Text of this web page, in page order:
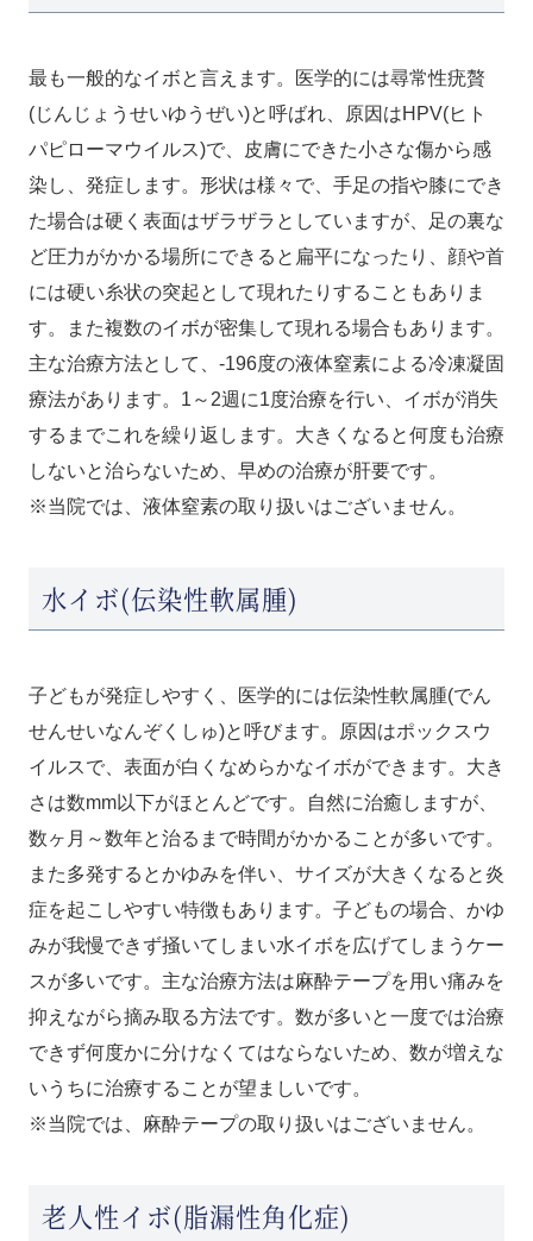
最も一般的なイボと言えます。医学的には尋常性疣贅
(じんじょうせいゆうぜい)と呼ばれ、原因はHPV(ヒト
パピローマウイルス)で、皮膚にできた小さな傷から感
染し、発症します。形状は様々で、手足の指や膝にでき
た場合は硬く表面はザラザラとしていますが、足の裏な
ど圧力がかかる場所にできると扁平になったり、顔や首
には硬い糸状の突起として現れたりすることもありま
す。また複数のイボが密集して現れる場合もあります。
主な治療方法として、-196度の液体窒素による冷凍凝固
療法があります。1～2週に1度治療を行い、イボが消失
するまでこれを繰り返します。大きくなると何度も治療
しないと治らないため、早めの治療が肝要です。
※当院では、液体窒素の取り扱いはございません。
水イボ(伝染性軟属腫)
子どもが発症しやすく、医学的には伝染性軟属腫(でん
せんせいなんぞくしゅ)と呼びます。原因はポックスウ
イルスで、表面が白くなめらかなイボができます。大き
さは数mm以下がほとんどです。自然に治癒しますが、
数ヶ月～数年と治るまで時間がかかることが多いです。
また多発するとかゆみを伴い、サイズが大きくなると炎
症を起こしやすい特徴もあります。子どもの場合、かゆ
みが我慢できず掻いてしまい水イボを広げてしまうケー
スが多いです。主な治療方法は麻酔テープを用い痛みを
抑えながら摘み取る方法です。数が多いと一度では治療
できず何度かに分けなくてはならないため、数が増えな
いうちに治療することが望ましいです。
※当院では、麻酔テープの取り扱いはございません。
老人性イボ(脂漏性角化症)